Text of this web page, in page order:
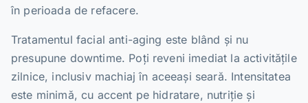
în perioada de refacere.
Tratamentul facial anti-aging este blând și nu
presupune downtime. Poți reveni imediat la activitățile
zilnice, inclusiv machiaj în aceeași seară. Intensitatea
este minimă, cu accent pe hidratare, nutriție și